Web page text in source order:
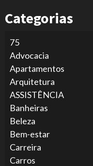
Categorias
75
Advocacia
Apartamentos
Arquitetura
ASSISTÊNCIA
Banheiras
Beleza
Bem-estar
Carreira
Carros